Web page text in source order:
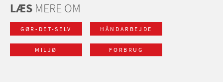
LÆS MERE OM
GØR-DET-SELV HÅNDARBEJDE
MILJØ FORBRUG